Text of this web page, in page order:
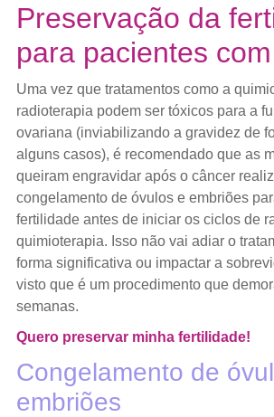
Preservação da
para pacientes
Uma vez que tratamentos como a
radioterapia podem ser tóxicos para a
ovariana (inviabilizando a gravidez de
alguns casos), é recomendado que as
queiram engravidar após o câncer
congelamento de óvulos e embriões
fertilidade antes de iniciar os ciclos de
quimioterapia. Isso não vai adiar o
forma significativa ou impactar a
visto que é um procedimento que
semanas.
Quero preservar minha fertilidade!
Congelamento de
embriões